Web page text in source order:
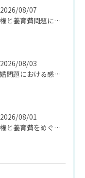
2026/08/07
親権と養育費問題に寄り添う法律支援
2026/08/03
離婚問題における感情面に配慮した誠実な法律サポート
2026/08/01
親権と養育費をめぐる法律支援の重要性